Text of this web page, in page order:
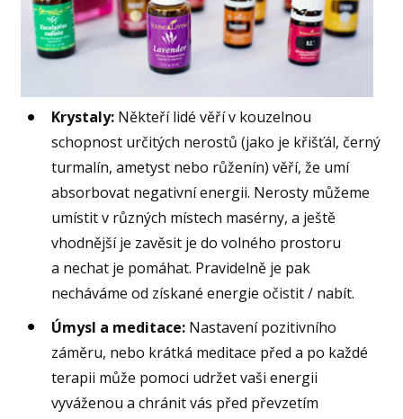
Krystaly: Někteří lidé věří v kouzelnou
schopnost určitých nerostů (jako je křišťál, černý
turmalín, ametyst nebo růženín) věří, že umí
absorbovat negativní energii. Nerosty můžeme
umístit v různých místech masérny, a ještě
vhodnější je zavěsit je do volného prostoru
a nechat je pomáhat. Pravidelně je pak
necháváme od získané energie očistit / nabít.
Úmysl a meditace: Nastavení pozitivního
záměru, nebo krátká meditace před a po každé
terapii může pomoci udržet vaši energii
vyváženou a chránit vás před převzetím